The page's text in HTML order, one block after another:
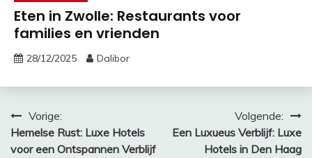
Eten in Zwolle: Restaurants voor
families en vrienden
28/12/2025 Dalibor
Bericht
navigatie
Vorige:
Hemelse Rust: Luxe Hotels
voor een Ontspannen Verblijf
Volgende:
Een Luxueus Verblijf: Luxe
Hotels in Den Haag